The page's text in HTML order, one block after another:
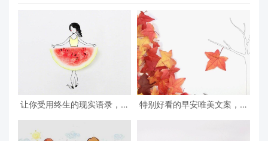
让你受用终生的现实语录，深
特别好看的早安唯美文案，治